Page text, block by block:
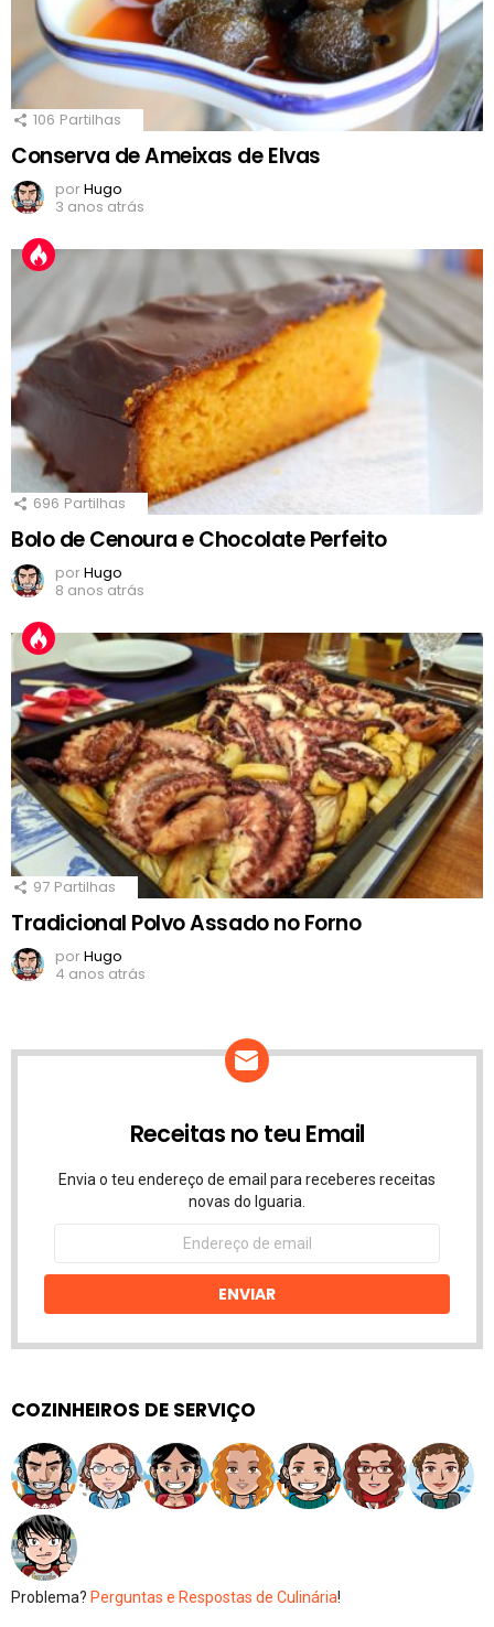
106 Partilhas
Conserva de Ameixas de Elvas
porHugo
3 anos atrás
696 Partilhas
Bolo de Cenoura e Chocolate Perfeito
porHugo
8 anos atrás
97 Partilhas
Tradicional Polvo Assado no Forno
porHugo
4 anos atrás
Receitas no teu Email
Envia o teu endereço de email para receberes receitas
novas do Iguaria.
Endereço
email
ENVIAR
COZINHEIROS DE SERVIÇO
Problema? Perguntas e Respostas de Culinária!